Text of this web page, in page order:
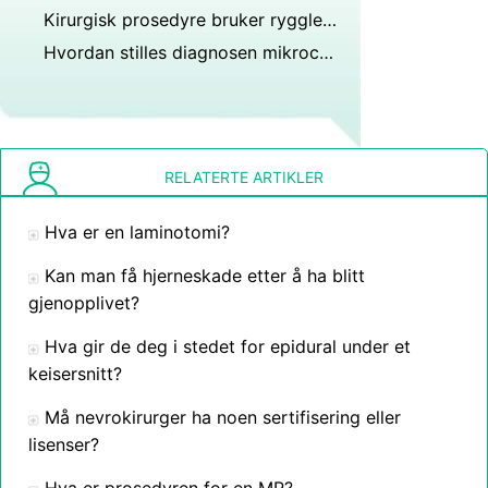
Kirurgisk prosedyre bruker ryggleie?
Hvordan stilles diagnosen mikrocefali?
RELATERTE ARTIKLER
Hva er en laminotomi?
Kan man få hjerneskade etter å ha blitt
gjenopplivet?
Hva gir de deg i stedet for epidural under et
keisersnitt?
Må nevrokirurger ha noen sertifisering eller
lisenser?